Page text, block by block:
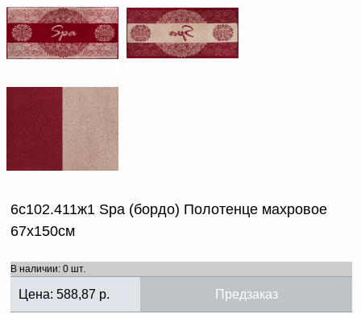
6с102.411ж1 Spa (бордо) Полотенце махровое
67х150см
В наличии: 0 шт.
Цена: 588,87 р. Предзаказ